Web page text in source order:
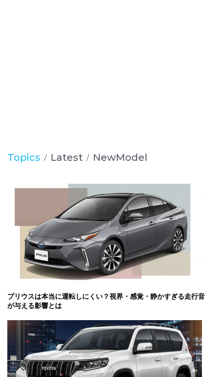
Topics Latest NewModel
プリウスは本当に運転しにくい？視界・感覚・静かすぎる走行音
が与える影響とは